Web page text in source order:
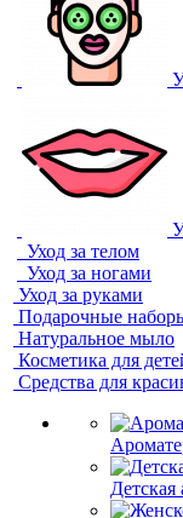
Уход за телом
Уход за ногами
Уход за руками
Подарочные
Натуральное мыло
Косметика для
Средства для
Детская